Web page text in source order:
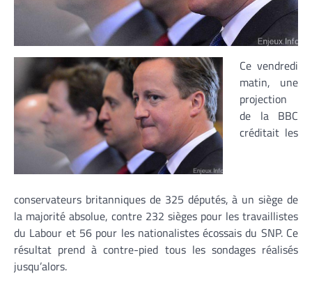
Ce vendredi
matin, une
projection
de la BBC
créditait les
conservateurs britanniques de 325 députés, à un siège de
la majorité absolue, contre 232 sièges pour les travaillistes
du Labour et 56 pour les nationalistes écossais du SNP. Ce
résultat prend à contre-pied tous les sondages réalisés
jusqu’alors.